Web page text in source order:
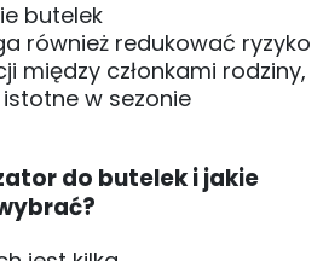
butelek
również redukować ryzyko
między członkami rodziny,
w sezonie
do butelek i jakie